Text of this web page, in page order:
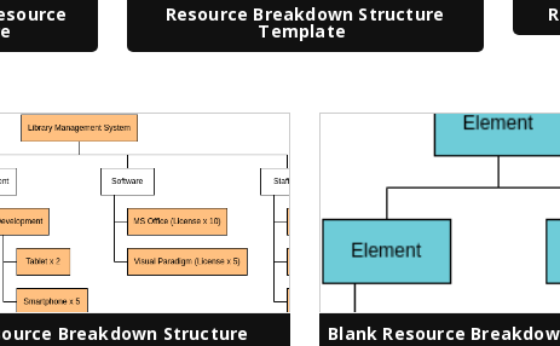
Resource Breakdown Structure
Template
Breakdown Structure Blank Resource